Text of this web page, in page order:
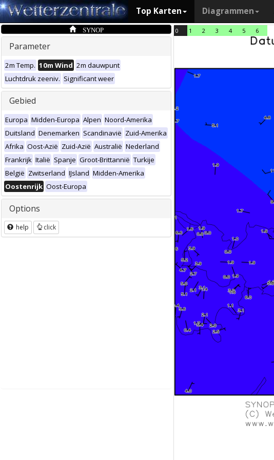
Top Karten Diagrammen
SYNOP
Parameter
2m Temp. 10m Wind 2m dauwpunt
Luchtdruk zeeniv. Significant weer
Gebied
Europa Midden-Europa Alpen Noord-Amerika
Duitsland Denemarken Scandinavië Zuid-Amerika
Afrika Oost-Azië Zuid-Azië Australië Nederland
Frankrijk Italië Spanje Groot-Brittannië Turkije
België Zwitserland IJsland Midden-Amerika
Oostenrijk Oost-Europa
Options
help click
0 1 2 3 4 5 6